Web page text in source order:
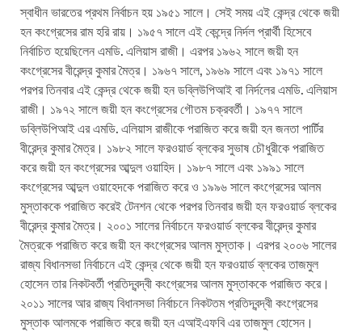
স্বাধীন ভারতের প্রথম নির্বাচন হয় ১৯৫১ সালে। সেই সময় এই কেন্দ্র থেকে জয়ী
হন কংগ্রেসের রাম হরি রায়। ১৯৫৭ সালে এই কেন্দ্রে নির্দল প্রার্থী হিসেবে
নির্বাচিত হয়েছিলেন এমডি. এলিয়াস রাজী। এরপর ১৯৬২ সালে জয়ী হন
কংগ্রেসের বীরেন্দ্র কুমার মৈত্র। ১৯৬৭ সালে, ১৯৬৯ সালে এবং ১৯৭১ সালে
পরপর তিনবার এই কেন্দ্র থেকে জয়ী হন ডব্লিউপিআই বা নির্দলের এমডি. এলিয়াস
রাজী। ১৯৭২ সালে জয়ী হন কংগ্রেসের গৌতম চক্রবর্তী। ১৯৭৭ সালে
ডব্লিউপিআই এর এমডি. এলিয়াস রাজীকে পরাজিত করে জয়ী হন জনতা পার্টির
বীরেন্দ্র কুমার মৈত্র। ১৯৮২ সালে ফরওয়ার্ড ব্লকের সুভাষ চৌধুরীকে পরাজিত
করে জয়ী হন কংগ্রেসের আব্দুল ওয়াহিদ। ১৯৮৭ সালে এবং ১৯৯১ সালে
কংগ্রেসের আব্দুল ওয়াহেদকে পরাজিত করে ও ১৯৯৬ সালে কংগ্রেসের আলম
মুস্তাককে পরাজিত করেই টেনশন থেকে পরপর তিনবার জয়ী হন ফরওয়ার্ড ব্লকের
বীরেন্দ্র কুমার মৈত্র। ২০০১ সালের নির্বাচনে ফরওয়ার্ড ব্লকের বীরেন্দ্র কুমার
মৈত্রকে পরাজিত করে জয়ী হন কংগ্রেসের আলম মুস্তাক। এরপর ২০০৬ সালের
রাজ্য বিধানসভা নির্বাচনে এই কেন্দ্র থেকে জয়ী হন ফরওয়ার্ড ব্লকের তাজমুল
হোসেন তার নিকটবর্তী প্রতিদ্বন্দ্বী কংগ্রেসের আলম মুস্তাককে পরাজিত করে।
২০১১ সালের আর রাজ্য বিধানসভা নির্বাচনে নিকটতম প্রতিদ্বন্দ্বী কংগ্রেসের
মুস্তাক আলমকে পরাজিত করে জয়ী হন এআইএফবি এর তাজমুল হোসেন।